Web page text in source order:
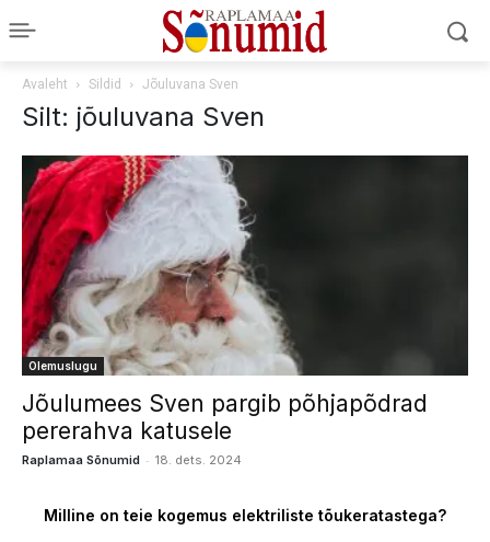
Avaleht Sildid Jõuluvana Sven
Silt: jõuluvana Sven
Olemuslugu
Jõulumees Sven pargib põhjapõdrad
pererahva katusele
Raplamaa Sõnumid - 18. dets. 2024
Milline on teie kogemus elektriliste tõukeratastega?